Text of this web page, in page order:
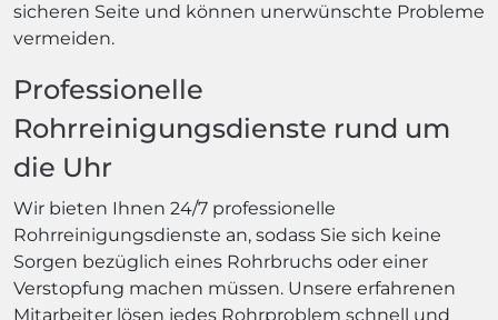
sicheren Seite und können unerwünschte Probleme
vermeiden.
Professionelle
Rohrreinigungsdienste rund um
die Uhr
Wir bieten Ihnen 24/7 professionelle
Rohrreinigungsdienste an, sodass Sie sich keine
Sorgen bezüglich eines Rohrbruchs oder einer
Verstopfung machen müssen. Unsere erfahrenen
Mitarbeiter lösen jedes Rohrproblem schnell und